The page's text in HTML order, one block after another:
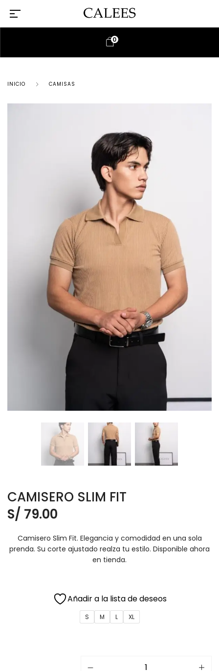
0
INICIO CAMISAS
CAMISERO SLIM FIT
S/ 79.00
Camisero Slim Fit. Elegancia y comodidad en una sola
prenda. Su corte ajustado realza tu estilo. Disponible ahora
en tienda.
S M L XL
Añadir a la lista de deseos